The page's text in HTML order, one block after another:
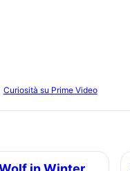
Curiosità su Prime Video